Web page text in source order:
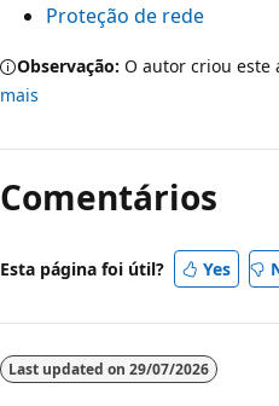
Proteção de rede
Observação: O autor criou este
mais
de
leitura
Comentários
Esta página foi útil? Yes
Last updated on 29/07/2026